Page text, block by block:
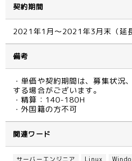
契約期間
2021年1月～2021年3月末（延
備考
・単価や契約期間は、募集状況
する場合がございます。
・精算：140-180H
・外国籍の方不可
関連ワード
サーバーエンジニア Linux